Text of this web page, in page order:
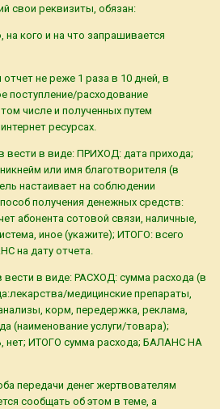
свои реквизиты, обязан:
кого и на что запрашивается
не реже 1 раза в 10 дней, в
поступление/расходование
числе и полученных путем
ресурсах.
вести в виде: ПРИХОД: дата прихода;
или имя благотворителя (в
настаивает на соблюдении
получения денежных средств:
абонента сотовой связи, наличные,
иное (укажите); ИТОГО: всего
на дату отчета.
в виде: РАСХОД: сумма расхода (в
медицинские препараты,
корм, передержка, реклама,
(наименование услуги/товара);
нет; ИТОГО сумма расхода; БАЛАНС НА
передачи денег жертвователям
сообщать об этом в теме, а